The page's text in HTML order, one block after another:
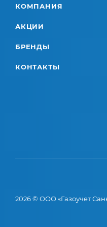
КОМПАНИЯ
АКЦИИ
БРЕНДЫ
КОНТАКТЫ
2026 © ООО «Газоучет